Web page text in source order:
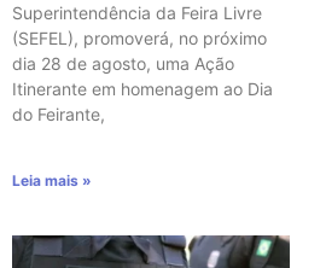
Superintendência da Feira Livre
(SEFEL), promoverá, no próximo
dia 28 de agosto, uma Ação
Itinerante em homenagem ao Dia
do Feirante,
Leia mais »